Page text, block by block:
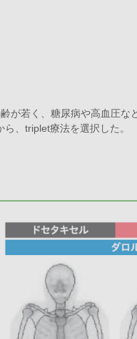
が若く、糖尿病や高血圧
、triplet療法を選択した。